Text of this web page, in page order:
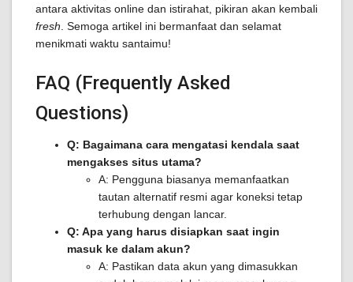
antara aktivitas online dan istirahat, pikiran akan kembali
fresh . Semoga artikel ini bermanfaat dan selamat
menikmati waktu santaimu!
FAQ (Frequently Asked
Questions)
Q: Bagaimana cara mengatasi kendala saat
mengakses situs utama?
A: Pengguna biasanya memanfaatkan
tautan alternatif resmi agar koneksi tetap
terhubung dengan lancar.
Q: Apa yang harus disiapkan saat ingin
masuk ke dalam akun?
A: Pastikan data akun yang dimasukkan